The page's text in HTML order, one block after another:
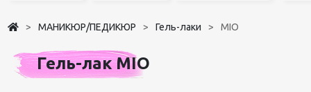
Акции
МАНИКЮР/ПЕДИКЮР Гель-лаки MIO
Гель-лак MIO